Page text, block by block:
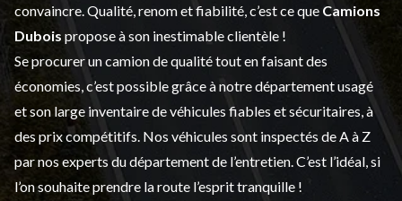
convaincre. Qualité, renom et fiabilité, c’est ce que Camions
Dubois propose à son inestimable clientèle !
Se procurer un camion de qualité tout en faisant des
économies, c’est possible grâce à notredépartement usagé
et son large inventaire de véhicules fiables et sécuritaires, à
des prix compétitifs. Nos véhicules sont inspectés de A à Z
par nos experts du département de l’entretien . C’est l’idéal, si
l’on souhaite prendre la route l’esprit tranquille !